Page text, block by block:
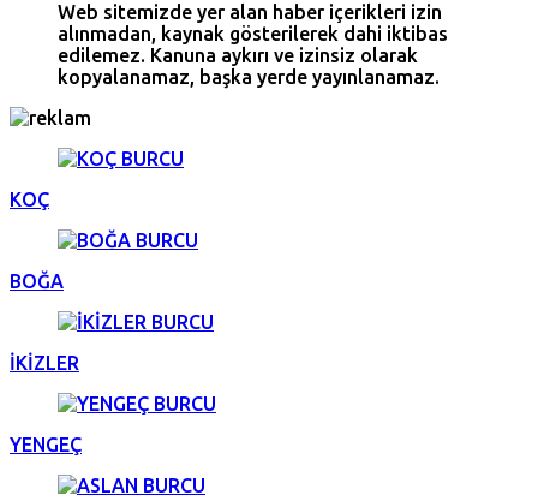
Web sitemizde yer alan haber içerikleri izin
alınmadan, kaynak gösterilerek dahi iktibas
edilemez. Kanuna aykırı ve izinsiz olarak
kopyalanamaz, başka yerde yayınlanamaz.
KOÇ
BOĞA
İKİZLER
YENGEÇ